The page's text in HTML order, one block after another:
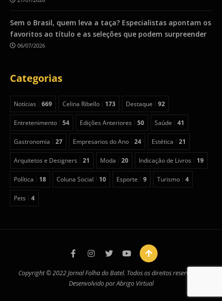
Sem o Brasil, quem leva a taça? Especialistas apontam os
favoritos ao título e as seleções que podem surpreender
06/07/2026
Categorias
Notícias 669 Celina Ribello 173 Destaque 92
Entretenimento 54 Edições Anteriores 50 Saúde 41
Gastronomia 27 Empresarios do Ano 24 Estética 21
Arquitetos e Designers 21 Moda 20 Indicação de Livros 19
Política 18 Coluna Social 10 Esporte 9 Turismo 4
Pets 4
Copyright © 2022 Jornal Folha do Batel. Todos os direitos reservados.
Desenvolvido porAbrigo Virtual